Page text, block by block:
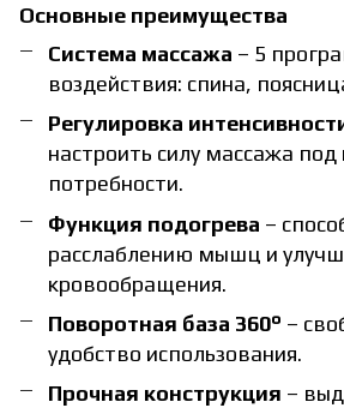
Основные преимущества
Система массажа – 5
воздействия: спина,
Регулировка
настроить силу массажа
потребности.
Функция подогрева –
расслаблению мышц и
кровообращения.
Поворотная база 360° –
удобство использования.
Прочная конструкция –